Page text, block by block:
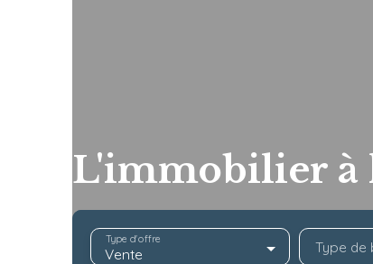
L'immobilier à
Vente
Type d'offre Type de